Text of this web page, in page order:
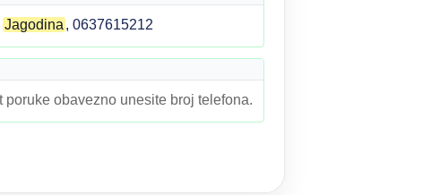
Jagodina , 0637615212
obavezno unesite broj telefona.